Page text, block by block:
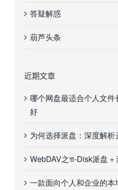
答疑解惑
葫芦头条
近期文章
哪个网盘最适合个人文
好
为何选择派盘：深度解
WebDAV之π-Disk派盘 +
一款面向个人和企业的